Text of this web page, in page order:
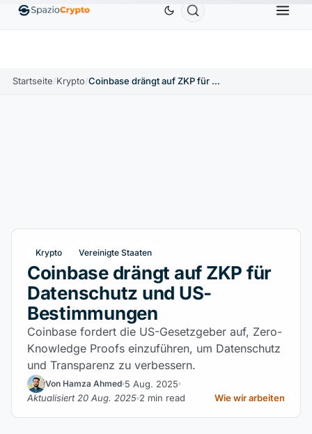
EthereumETH1.880,58 $ Tether USDT0,9991 $ BNBBNB
Startseite/Krypto/ Coinbase drängt auf ZKP für Datenschutz und US-Bestimmungen
Krypto Vereinigte Staaten
Coinbase drängt auf ZKP für
Datenschutz und US-
Bestimmungen
Coinbase fordert die US-Gesetzgeber auf, Zero-
Knowledge Proofs einzuführen, um Datenschutz
und Transparenz zu verbessern.
Von Hamza Ahmed 5 Aug. 2025
Aktualisiert 20 Aug. 2025 2 min read Wie wir arbeiten